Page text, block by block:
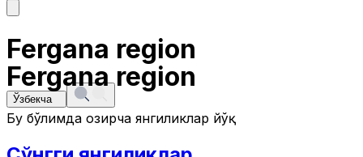
Fergana region
Ўзбекча
Fergana region
Бу бўлимда ҳозирча янгиликлар йўқ